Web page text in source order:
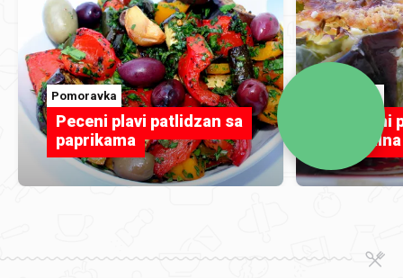
Pomoravka
Peceni plavi patlidzan sa
paprikama
TashaNa
Punjeni